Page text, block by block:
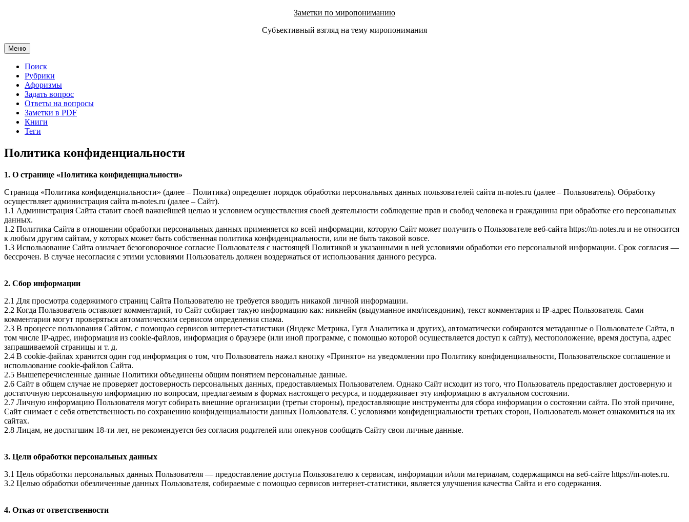
Заметки по миропониманию
Субъективный взгляд на тему миропонимания
Меню
Поиск
Рубрики
Афоризмы
Задать вопрос
Ответы на вопросы
Заметки в PDF
Книги
Теги
Политика конфиденциальности
1. О странице «Политика конфиденциальности»
Страница «Политика конфиденциальности» (далее – Политика) определяет порядок обработки персональных данных пользователей сайта m-notes.ru (далее – Пользователь). Обработку
осуществляет администрация сайта m-notes.ru (далее – Сайт).
1.1 Администрация Сайта ставит своей важнейшей целью и условием осуществления своей деятельности соблюдение прав и свобод человека и гражданина при обработке его персональных
данных.
1.2 Политика Сайта в отношении обработки персональных данных применяется ко всей информации, которую Сайт может получить о Пользователе веб-сайта https://m-notes.ru и не относится
к любым другим сайтам, у которых может быть собственная политика конфиденциальности, или не быть таковой вовсе.
1.3 Использование Сайта означает безоговорочное согласие Пользователя с настоящей Политикой и указанными в ней условиями обработки его персональной информации. Срок согласия —
бессрочен. В случае несогласия с этими условиями Пользователь должен воздержаться от использования данного ресурса.
2. Сбор информации
2.1 Для просмотра содержимого страниц Сайта Пользователю не требуется вводить никакой личной информации.
2.2 Когда Пользователь оставляет комментарий, то Сайт собирает такую информацию как: никнейм (выдуманное имя/псевдоним), текст комментария и IP-адрес Пользователя. Сами
комментарии могут проверяться автоматическим сервисом определения спама.
2.3 В процессе пользования Сайтом, с помощью сервисов интернет-статистики (Яндекс Метрика, Гугл Аналитика и других), автоматически собираются метаданные о Пользователе Сайта, в
том числе IР-адрес, информация из cookie-файлов, информация о браузере (или иной программе, с помощью которой осуществляется доступ к сайту), местоположение, время доступа, адрес
запрашиваемой страницы и т. д.
2.4 В cookie-файлах хранится один год информация о том, что Пользователь нажал кнопку «Принято» на уведомлении про Политику конфиденциальности, Пользовательское соглашение и
использование cookie-файлов Сайта.
2.5 Вышеперечисленные данные Политики объединены общим понятием персональные данные.
2.6 Сайт в общем случае не проверяет достоверность персональных данных, предоставляемых Пользователем. Однако Сайт исходит из того, что Пользователь предоставляет достоверную и
достаточную персональную информацию по вопросам, предлагаемым в формах настоящего ресурса, и поддерживает эту информацию в актуальном состоянии.
2.7 Личную информацию Пользователя могут собирать внешние организации (третьи стороны), предоставляющие инструменты для сбора информации о состоянии сайта. По этой причине,
Сайт снимает с себя ответственность по сохранению конфиденциальности данных Пользователя. С условиями конфиденциальности третьих сторон, Пользователь может ознакомиться на их
сайтах.
2.8 Лицам, не достигшим 18-ти лет, не рекомендуется без согласия родителей или опекунов сообщать Сайту свои личные данные.
3. Цели обработки персональных данных
3.1 Цель обработки персональных данных Пользователя — предоставление доступа Пользователю к сервисам, информации и/или материалам, содержащимся на веб-сайте https://m-notes.ru.
3.2 Целью обработки обезличенные данных Пользователя, собираемые с помощью сервисов интернет-статистики, является улучшения качества Сайта и его содержания.
4. Отказ от ответственности